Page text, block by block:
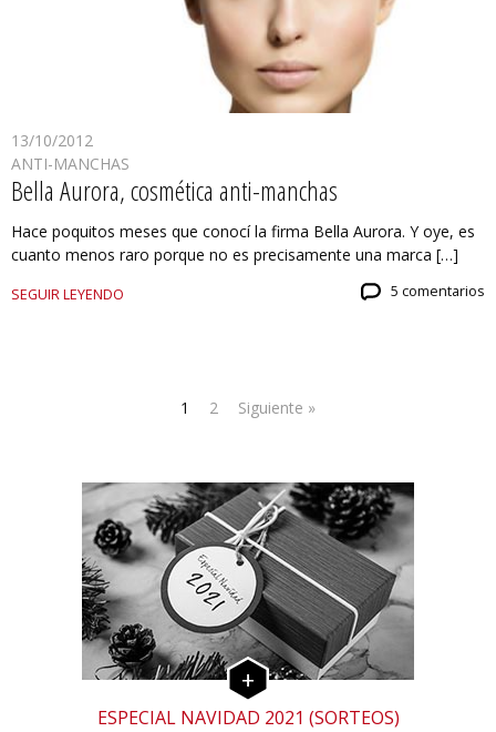
13/10/2012
ANTI-MANCHAS
Bella Aurora, cosmética anti-manchas
Hace poquitos meses que conocí la firma Bella Aurora. Y oye, es
cuanto menos raro porque no es precisamente una marca […]
SEGUIR LEYENDO 5 comentarios
1 2 Siguiente »
ESPECIAL NAVIDAD 2021 (SORTEOS)